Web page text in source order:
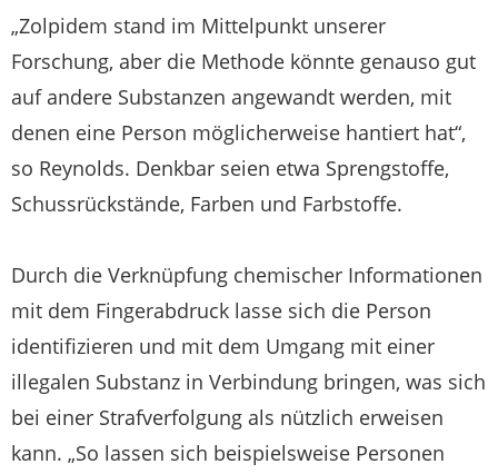
„Zolpidem stand im Mittelpunkt unserer
Forschung, aber die Methode könnte genauso gut
auf andere Substanzen angewandt werden, mit
denen eine Person möglicherweise hantiert hat“,
so Reynolds. Denkbar seien etwa Sprengstoffe,
Schussrückstände, Farben und Farbstoffe.
Durch die Verknüpfung chemischer Informationen
mit dem Fingerabdruck lasse sich die Person
identifizieren und mit dem Umgang mit einer
illegalen Substanz in Verbindung bringen, was sich
bei einer Strafverfolgung als nützlich erweisen
kann. „So lassen sich beispielsweise Personen